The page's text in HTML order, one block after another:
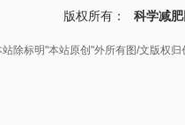
版权所有： 科学减
除标明"本站原创"外所有图/文版权